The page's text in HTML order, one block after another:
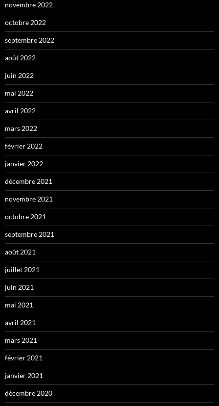
novembre 2022
octobre 2022
septembre 2022
août 2022
juin 2022
mai 2022
avril 2022
mars 2022
février 2022
janvier 2022
décembre 2021
novembre 2021
octobre 2021
septembre 2021
août 2021
juillet 2021
juin 2021
mai 2021
avril 2021
mars 2021
février 2021
janvier 2021
décembre 2020